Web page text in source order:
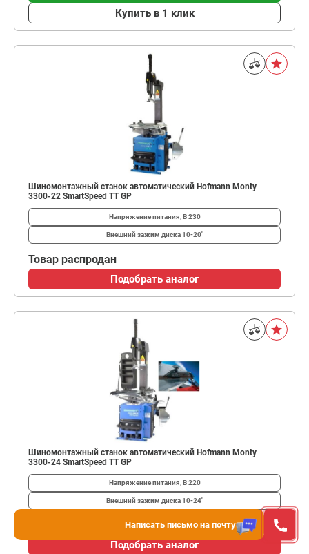
Купить в 1 клик
Шиномонтажный станок автоматический Hofmann Monty
3300-22 SmartSpeed TT GP
Напряжение питания, В230
Внешний зажим диска10-20"
Товар распродан
Подобрать аналог
Шиномонтажный станок автоматический Hofmann Monty
3300-24 SmartSpeed TT GP
Напряжение питания, В220
Внешний зажим диска10-24"
Подобрать аналог
Написать письмо на почту